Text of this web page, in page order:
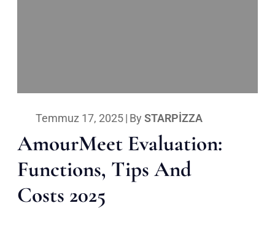
Temmuz 17, 2025| By STARPIZZA
AmourMeet Evaluation:
Functions, Tips And
Costs 2025